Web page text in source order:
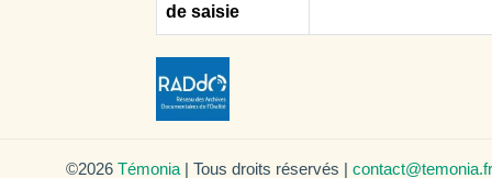
de saisie
©2026 Témonia | Tous droits réservés | contact@temonia.fr